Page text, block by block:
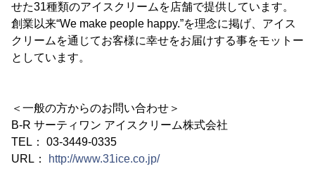
せた31種類のアイスクリームを店舗で提供しています。
創業以来“We make people happy.”を理念に掲げ、アイス
クリームを通じてお客様に幸せをお届けする事をモットー
としています。
＜一般の方からのお問い合わせ＞
B-R サーティワン アイスクリーム株式会社
TEL： 03-3449-0335
URL：
http://www.31ice.co.jp/